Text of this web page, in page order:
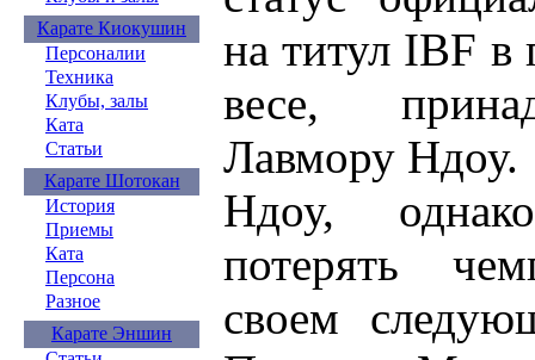
Карате Киокушин
Персоналии
Техника
Клубы, залы
Ката
Статьи
Карате Шотокан
История
Приемы
Ката
Персона
Разное
Карате Эншин
на титул IBF в
весе,
Лавмору Ндоу.
Ндоу,
потерять
своем